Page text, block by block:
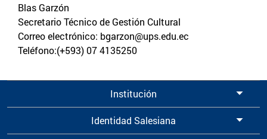
Blas Garzón
Secretario Técnico de Gestión Cultural
Correo electrónico: bgarzon@ups.edu.ec
Teléfono:(+593) 07 4135250
Institución
Identidad Salesiana